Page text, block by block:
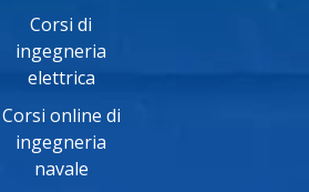
Corsi di
ingegneria
elettrica
Corsi online di
ingegneria
navale